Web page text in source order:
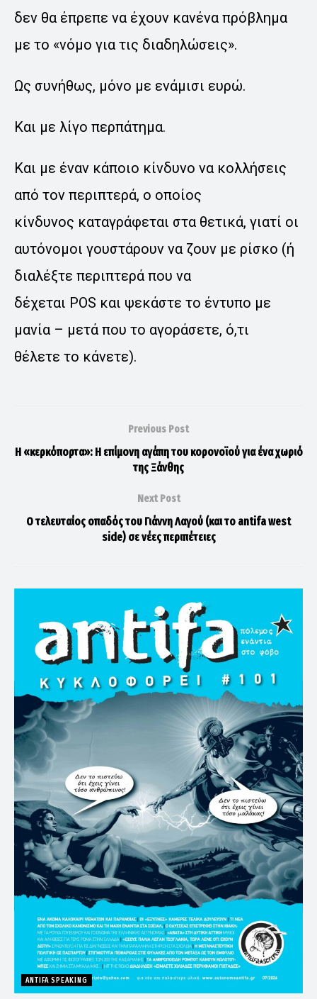
δεν θα έπρεπε να έχουν κανένα πρόβλημα
με το «νόμο για τις διαδηλώσεις».
Ως συνήθως, μόνο με ενάμισι ευρώ.
Και με λίγο περπάτημα.
Και με έναν κάποιο κίνδυνο να κολλήσεις
από τον περιπτερά, ο οποίος
κίνδυνος καταγράφεται στα θετικά, γιατί οι
αυτόνομοι γουστάρουν να ζουν με ρίσκο (ή
διαλέξτε περιπτερά που να
δέχεται POS και ψεκάστε το έντυπο με
μανία – μετά που το αγοράσετε, ό,τι
θέλετε το κάνετε).
Previous Post
Η «κερκόπορτα»: Η επίμονη αγάπη του κορονοϊού για ένα χωριό
της Ξάνθης
Next Post
Ο τελευταίος οπαδός του Γιάννη Λαγού (και το antifa west
side) σε νέες περιπέτειες
ANTIFA SPEAKING